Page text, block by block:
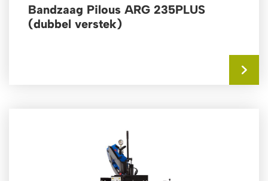
Bandzaag Pilous ARG 235PLUS
(dubbel verstek)